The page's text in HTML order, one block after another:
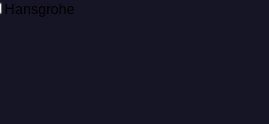
Hansgrohe